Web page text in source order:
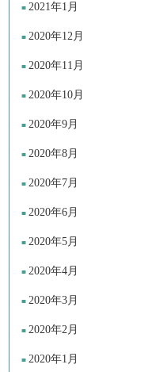
2021年1月
2020年12月
2020年11月
2020年10月
2020年9月
2020年8月
2020年7月
2020年6月
2020年5月
2020年4月
2020年3月
2020年2月
2020年1月